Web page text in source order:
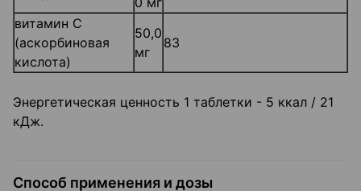
витамин С
(аскорбиновая
кислота)
50,0
мг
83
Энергетическая ценность 1 таблетки - 5 ккал / 21
кДж.
Способ применения и дозы